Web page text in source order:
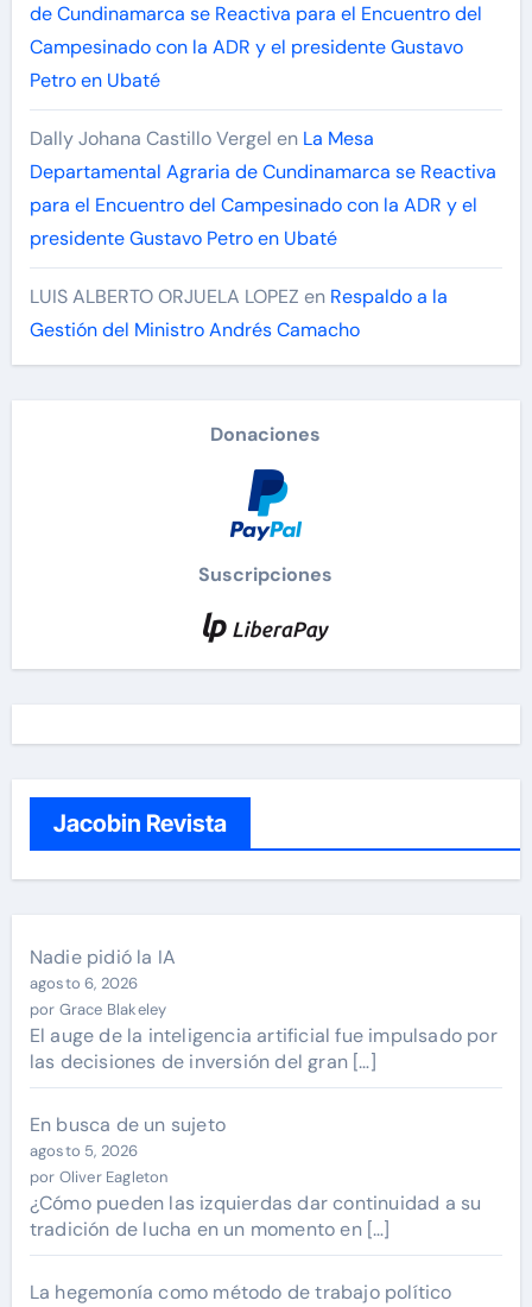
de Cundinamarca se Reactiva para el Encuentro del
Campesinado con la ADR y el presidente Gustavo
Petro en Ubaté
Dally Johana Castillo Vergel en La Mesa
Departamental Agraria de Cundinamarca se Reactiva
para el Encuentro del Campesinado con la ADR y el
presidente Gustavo Petro en Ubaté
LUIS ALBERTO ORJUELA LOPEZ en Respaldo a la
Gestión del Ministro Andrés Camacho
Donaciones
Suscripciones
Jacobin Revista
Nadie pidió la IA
agosto 6, 2026
por Grace Blakeley
El auge de la inteligencia artificial fue impulsado por
las decisiones de inversión del gran […]
En busca de un sujeto
agosto 5, 2026
por Oliver Eagleton
¿Cómo pueden las izquierdas dar continuidad a su
tradición de lucha en un momento en […]
La hegemonía como método de trabajo político